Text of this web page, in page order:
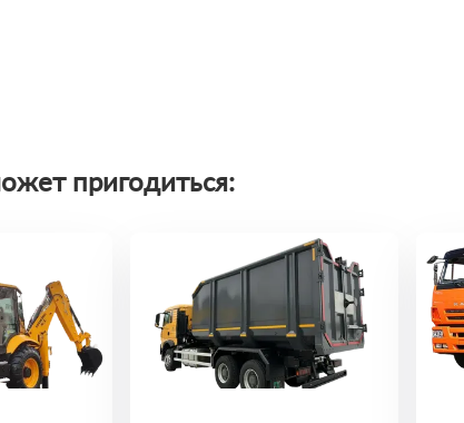
пригодиться: